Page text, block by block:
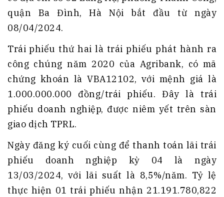
quận Ba Đình, Hà Nội bắt đầu từ ngày
08/04/2024.
Trái phiếu thứ hai là trái phiếu phát hành ra
công chúng năm 2020 của Agribank, có mã
chứng khoán là VBA12102, với mệnh giá là
1.000.000.000 đồng/trái phiếu. Đây là trái
phiếu doanh nghiệp, được niêm yết trên sàn
giao dịch TPRL.
Ngày đăng ký cuối cùng để thanh toán lãi trái
phiếu doanh nghiệp kỳ 04 là ngày
13/03/2024, với lãi suất là 8,5%/năm. Tỷ lệ
thực hiện 01 trái phiếu nhận 21.191.780,822